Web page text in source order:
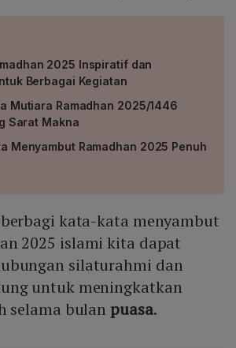
2025 Inspiratif dan
Berbagai Kegiatan
Mutiara Ramadhan 2025/1446
Sarat Makna
Menyambut Ramadhan 2025 Penuh
kata-kata menyambut
2025 islami kita dapat
silaturahmi dan
untuk meningkatkan
selama bulanpuasa.